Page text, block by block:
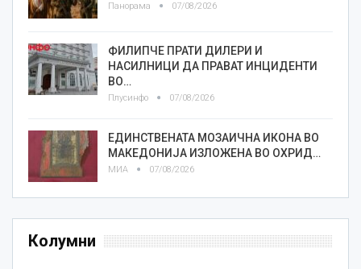
Панорама 07/08/2026
ФИЛИПЧЕ ПРАТИ ДИЛЕРИ И
НАСИЛНИЦИ ДА ПРАВАТ ИНЦИДЕНТИ
ВО…
Плусинфо 07/08/2026
ЕДИНСТВЕНАТА МОЗАИЧНА ИКОНА ВО
МАКЕДОНИЈА ИЗЛОЖЕНА ВО ОХРИД…
МИА 07/08/2026
Колумни